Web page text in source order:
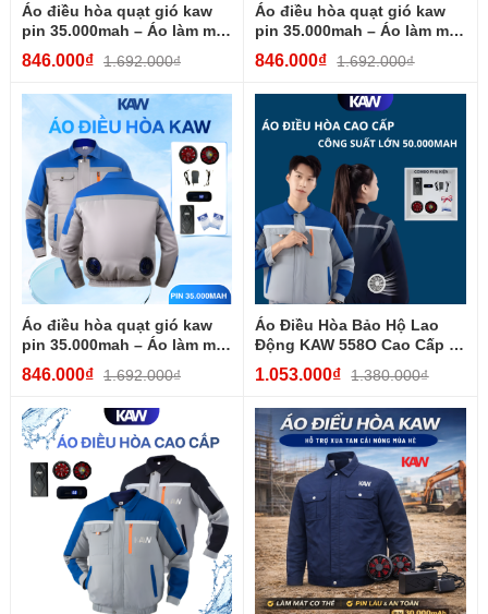
Áo điều hòa quạt gió kaw
pin 35.000mah – Áo làm mát
cao cấp kèm...
846.000₫ 1.692.000₫
Áo điều hòa quạt gió kaw
pin 35.000mah – Áo làm mát
cao cấp kèm...
846.000₫ 1.692.000₫
Áo điều hòa quạt gió kaw
pin 35.000mah – Áo làm mát
cao cấp kèm...
846.000₫ 1.692.000₫
Áo Điều Hòa Bảo Hộ Lao
Động KAW 558O Cao Cấp –
Pin 50.000mAh, Quạt...
1.053.000₫ 1.380.000₫